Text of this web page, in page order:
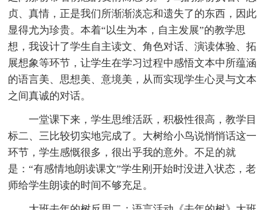
贞、真情，正是我们所渐渐淡忘和遗失了的东西，因此
显得尤为珍贵。本着“以生为本，自主发展”的教学思
想，我设计了学生自主读文、角色对话、演读体验、拓
展想象等环节，让学生在学习过程中感悟文本中所蕴涵
的语言美、思想美、意境美，从而实现学生心灵与文本
之间真诚的对话。
一堂课下来，学生思维活跃，积极性很高，教学目
标二、三比较切实地完成了。大树给小鸟说悄悄话这一
环节，学生感慨很多，很出乎我的意外。不足的就
是：“有感情地朗读课文”学生刚开始时没进入状态，老
师给学生朗读的时间不够充足。